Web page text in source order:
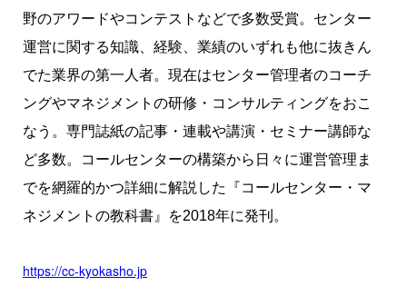
野のアワードやコンテストなどで多数受賞。センター
運営に関する知識、経験、業績のいずれも他に抜きん
でた業界の第一人者。現在はセンター管理者のコーチ
ングやマネジメントの研修・コンサルティングをおこ
なう。専門誌紙の記事・連載や講演・セミナー講師な
ど多数。コールセンターの構築から日々に運営管理ま
でを網羅的かつ詳細に解説した『コールセンター・マ
ネジメントの教科書』を2018年に発刊。
https://cc-kyokasho.jp